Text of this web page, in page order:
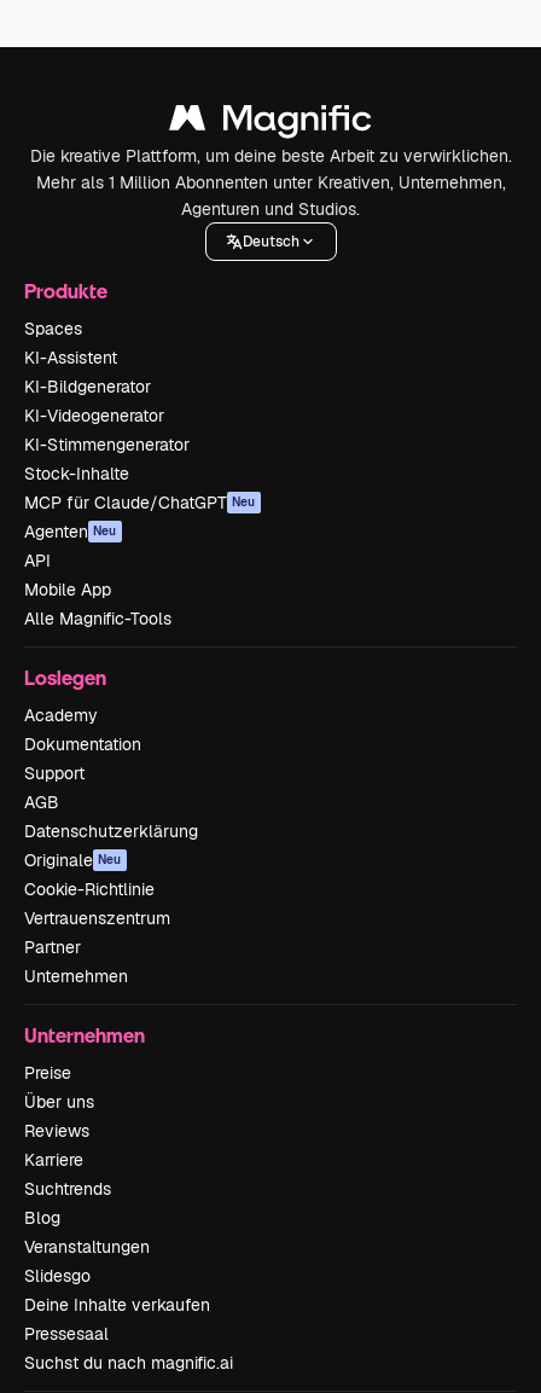
Die kreative Plattform, um deine beste Arbeit zu verwirklichen.
Mehr als 1 Million Abonnenten unter Kreativen, Unternehmen,
Agenturen und Studios.
Deutsch
Produkte
Spaces
KI-Assistent
KI-Bildgenerator
KI-Videogenerator
KI-Stimmengenerator
Stock-Inhalte
MCP für Claude/ChatGPT Neu
Agenten Neu
API
Mobile App
Alle Magnific-Tools
Loslegen
Academy
Dokumentation
Support
AGB
Datenschutzerklärung
Originale Neu
Cookie-Richtlinie
Vertrauenszentrum
Partner
Unternehmen
Unternehmen
Preise
Über uns
Reviews
Karriere
Suchtrends
Blog
Veranstaltungen
Slidesgo
Deine Inhalte verkaufen
Pressesaal
Suchst du nach magnific.ai